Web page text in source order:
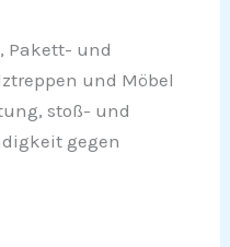
Pakett- und
und Möbel
stoß- und
gegen